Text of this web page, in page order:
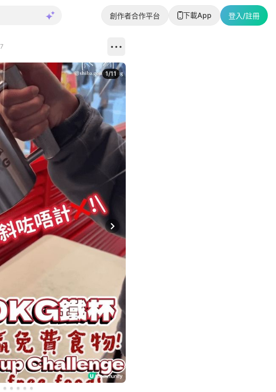
創作者合作平台 下載App 登入/註冊
Next slide
1/11